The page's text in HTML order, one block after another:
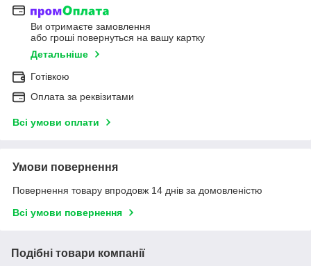
Ви отримаєте замовлення
або гроші повернуться на вашу картку
Детальніше
Готівкою
Оплата за реквізитами
Всі умови оплати
Умови повернення
Повернення товару впродовж 14 днів за домовленістю
Всі умови повернення
Подібні товари компанії